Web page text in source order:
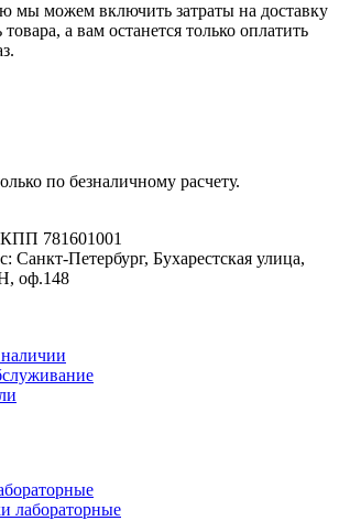
мы можем включить затраты на доставку
а вам останется только оплатить
по безналичному расчету.
781601001
Санкт-Петербург, Бухарестская улица,
оф.148
лабораторные